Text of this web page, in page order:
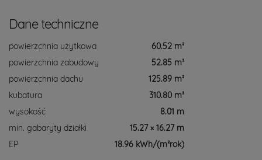
Dane techniczne
powierzchnia użytkowa
60.52 m²
powierzchnia zabudowy
52.85 m²
powierzchnia dachu
125.89 m²
kubatura
310.80 m³
wysokość
8.01 m
min. gabaryty działki
15.27 × 16.27 m
EP
18.96 kWh/(m²rok)